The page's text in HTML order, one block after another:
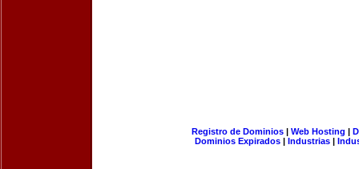
Registro de Dominios| Web Hosting |
Dominios Expirados | Industrias |